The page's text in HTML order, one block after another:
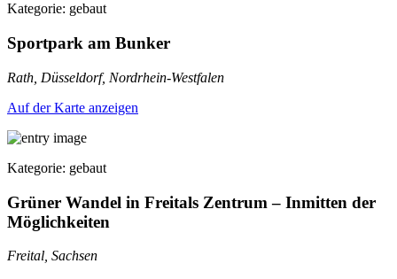
Kategorie: gebaut
Sportpark am Bunker
Rath, Düsseldorf, Nordrhein-Westfalen
Auf der Karte anzeigen
Kategorie: gebaut
Grüner Wandel in Freitals Zentrum – Inmitten der
Möglichkeiten
Freital, Sachsen